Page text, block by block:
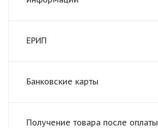
ЕРИП
Банковские карты
Получение товара после оплаты